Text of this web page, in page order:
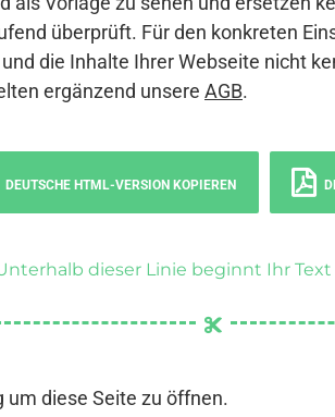
überprüft. Für den konkreten
die Inhalte Ihrer Webseite nicht
ergänzend unsere AGB.
DEUTSCHE HTML-VERSION KOPIEREN
dieser Linie beginnt Ihr
diese Seite zu öffnen.